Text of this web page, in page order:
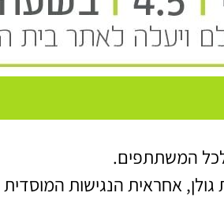
לכל המשתתפים.
אחראית הנגישות המוסדית